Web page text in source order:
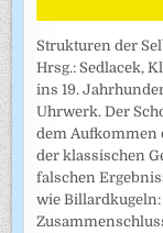
Strukturen der
Hrsg.: Sedlacek,
ins 19.
Uhrwerk. Der
dem Aufkommen
der klassischen
falschen
wie